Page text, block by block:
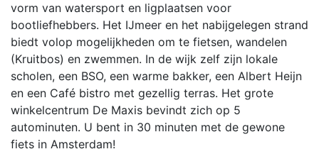
vorm van watersport en ligplaatsen voor
bootliefhebbers. Het IJmeer en het nabijgelegen strand
biedt volop mogelijkheden om te fietsen, wandelen
(Kruitbos) en zwemmen. In de wijk zelf zijn lokale
scholen, een BSO, een warme bakker, een Albert Heijn
en een Café bistro met gezellig terras. Het grote
winkelcentrum De Maxis bevindt zich op 5
autominuten. U bent in 30 minuten met de gewone
fiets in Amsterdam!